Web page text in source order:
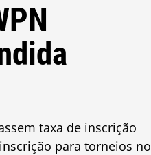
taxa de inscrição
para torneios no